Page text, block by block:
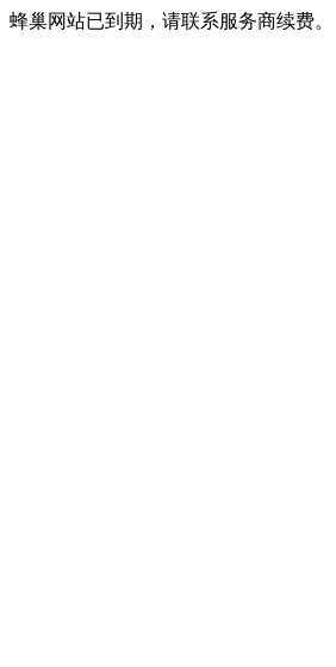
蜂巢网站已到期，请联系服务商续费。